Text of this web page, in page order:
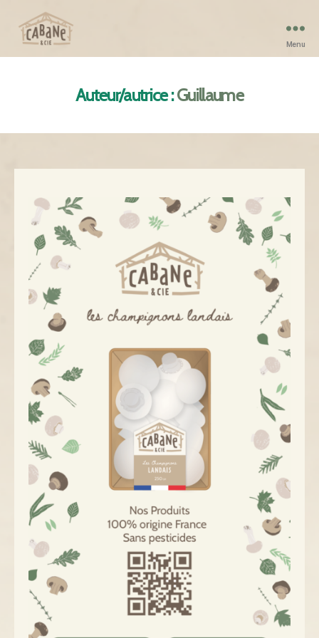
Cabane
Compagnie
Menu
Auteur/autrice :Guillaume